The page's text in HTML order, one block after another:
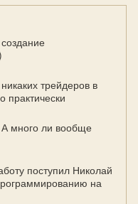
трейдеров в
практически
А много ли вообще
поступил Николай
на